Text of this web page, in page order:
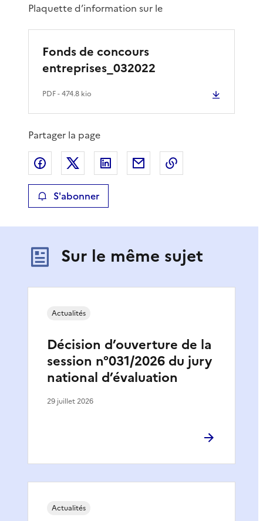
Plaquette d’information sur le
Fonds de concours
entreprises_032022
PDF- 474.8 kio
Partager la page
Partager sur Facebook
Partager sur XPartager sur LinkedIn
Partager par email
S'abonner
Sur le même sujet
Décision d’ouverture de la
session n°031/2026 du jury
national d’évaluation
Actualités
29 juillet 2026
Actualités